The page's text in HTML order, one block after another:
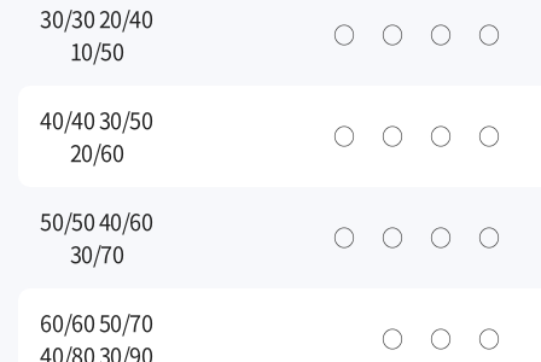
30/30 20/40
10/50
○ ○ ○ ○
40/40 30/50
20/60
○ ○ ○ ○
50/50 40/60
30/70
○ ○ ○ ○
60/60 50/70
40/80 30/90
○ ○ ○